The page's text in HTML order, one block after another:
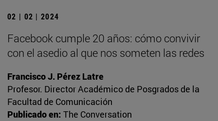
02 | 02 | 2024
Facebook cumple 20 años: cómo convivir
con el asedio al que nos someten las redes
Francisco J. Pérez Latre
Profesor. Director Académico de Posgrados de la
Facultad de Comunicación
Publicado en: The Conversation